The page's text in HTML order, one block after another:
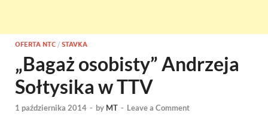
OFERTA NTC / STAVKA
„Bagaż osobisty” Andrzeja
Sołtysika w TTV
1 października 2014 - by MT - Leave a Comment